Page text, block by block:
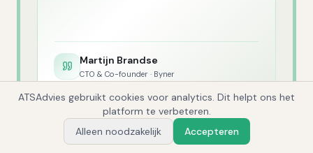
Martijn Brandse
CTO & Co-founder · Byner
1
ATSAdvies gebruikt cookies voor analytics. Dit helpt ons het
platform te verbeteren.
Alleen noodzakelijk
Accepteren